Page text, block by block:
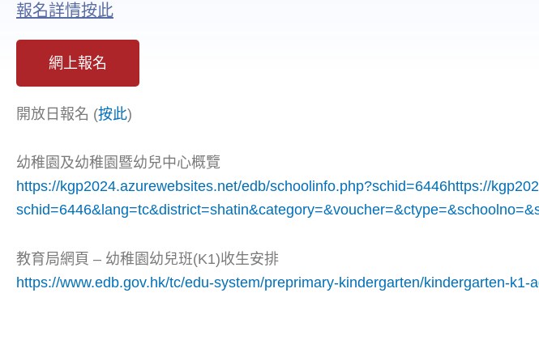
報名詳情按此
網上報名
開放日報名 (按此)
幼稚園及幼稚園暨幼兒中心概覽
https://kgp2024.azurewebsites.net/edb/schoolinfo.php?schid=6446https://
教育局網頁 – 幼稚園幼兒班(K1)收生安排
https://www.edb.gov.hk/tc/edu-system/preprimary-kindergarten/kindergarten-k1-